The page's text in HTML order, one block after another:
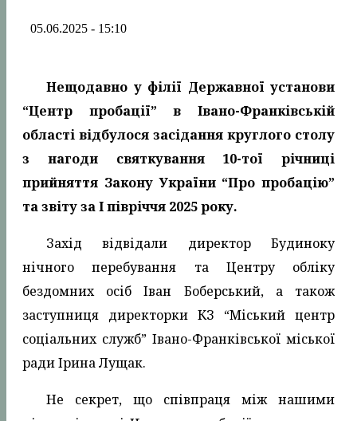
05.06.2025 - 15:10
Нещодавно у філії Державної установи
“Центр пробації” в Івано-Франківській
області відбулося засідання круглого столу
з нагоди святкування 10-тої річниці
прийняття Закону України “Про пробацію”
та звіту за І півріччя 2025 року.
Захід відвідали директор Будиноку
нічного перебування та Центру обліку
бездомних осіб Іван Боберський, а також
заступниця директорки КЗ “Міський центр
соціальних служб” Івано-Франківської міської
ради Ірина Лущак.
Не секрет, що співпраця між нашими